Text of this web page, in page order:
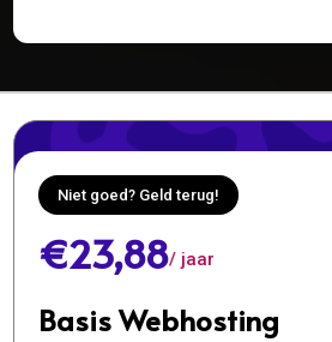
Niet goed? Geld terug!
€23,88/ jaar
Basis Webhosting